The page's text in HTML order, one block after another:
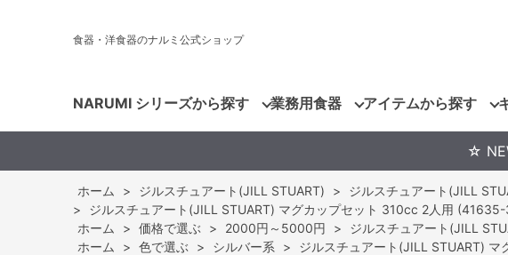
食器・洋食器のナルミ公式ショップ
NARUMI シリーズから探す 業務用食器 アイテムから探す
☆
ホーム > ジルスチュアート(JILL STUART) >
ジルスチュアート(JILL
>
ジルスチュアート(JILL STUART) マグカップセット 310cc 2人用
ホーム
> 価格で選ぶ > 2000円～5000円 >
ジルスチュアート(JILL
ホーム
> 色で選ぶ > シルバー系 >
ジルスチュアート(JILL STUART)